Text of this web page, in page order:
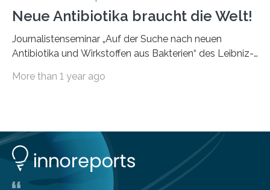
Neue Antibiotika braucht die Welt!
Journalistenseminar „Auf der Suche nach neuen
Antibiotika und Wirkstoffen aus Bakterien“ des Leibniz-
2024. Eine zunehmende und besorgniserregende
Arbeitsgruppen von Wissenschaftlern sind weltweit auf
der Suche nach neuen Antibiotika. In diesem Bereich
forschen auch die Mitarbeitenden der Abteilung
Bioressourcen für die Bioökonomie und
More than 1 year ago